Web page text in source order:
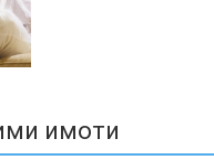
имоти